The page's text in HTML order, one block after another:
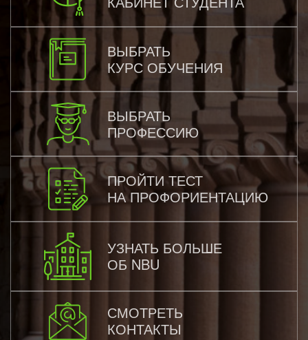
ВЫБРАТЬ
КУРС ОБУЧЕНИЯ
ВЫБРАТЬ
ПРОФЕССИЮ
ПРОЙТИ ТЕСТ
НА ПРОФОРИЕНТАЦИЮ
УЗНАТЬ БОЛЬШЕ
ОБ NBU
СМОТРЕТЬ
КОНТАКТЫ